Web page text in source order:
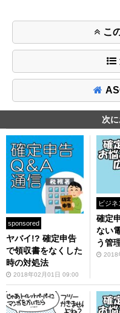
こ
次
sponsored
ヤバイ!? 確定申告
で領収書をなくした
時の対処法
2018年02月01日 09:00
ビジネ
確定
ない
う管
2018